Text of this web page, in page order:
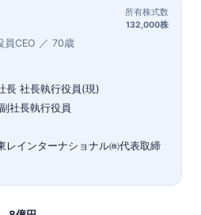
員CEO ／ 70歳
所有株式数
132,000株
長 社長執行役員(現)
社長執行役員
レインターナショナル㈱代表取締